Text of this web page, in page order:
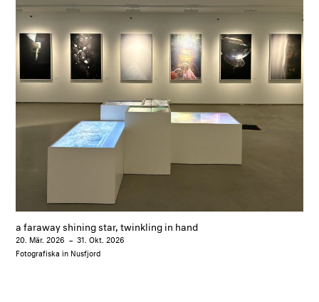
Shop
Galerie
Suche
E-Mail
a faraway shining star, twinkling in hand
20. Mär. 2026 –31. Okt. 2026
Fotografiska in Nusfjord